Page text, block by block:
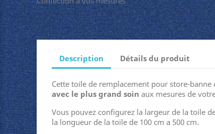
Description Détails du produit
Cette toile de remplacement pour store-banne
avec le plus grand soin aux mesures de
Vous pouvez configurez la largeur de la toile
la longueur de la toile de 100 cm a 500 cm.